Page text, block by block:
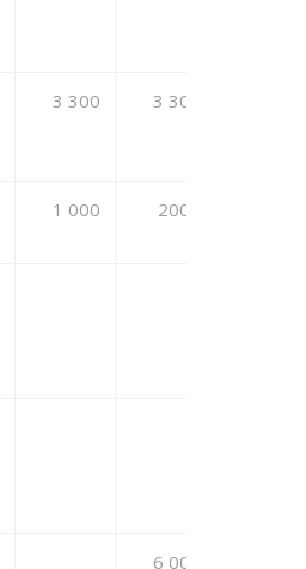
3 300 3 300
1 000 2000
6 000